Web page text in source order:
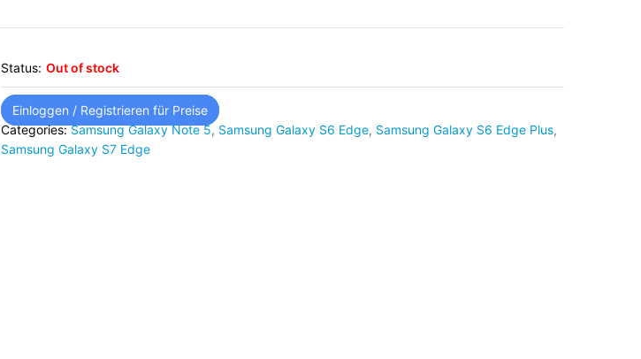
Status: Out of stock
Einloggen / Registrieren für Preise
Categories:Samsung Galaxy Note 5, Samsung Galaxy S6 Edge, Samsung Galaxy S6 Edge Plus,
Samsung Galaxy S7 Edge